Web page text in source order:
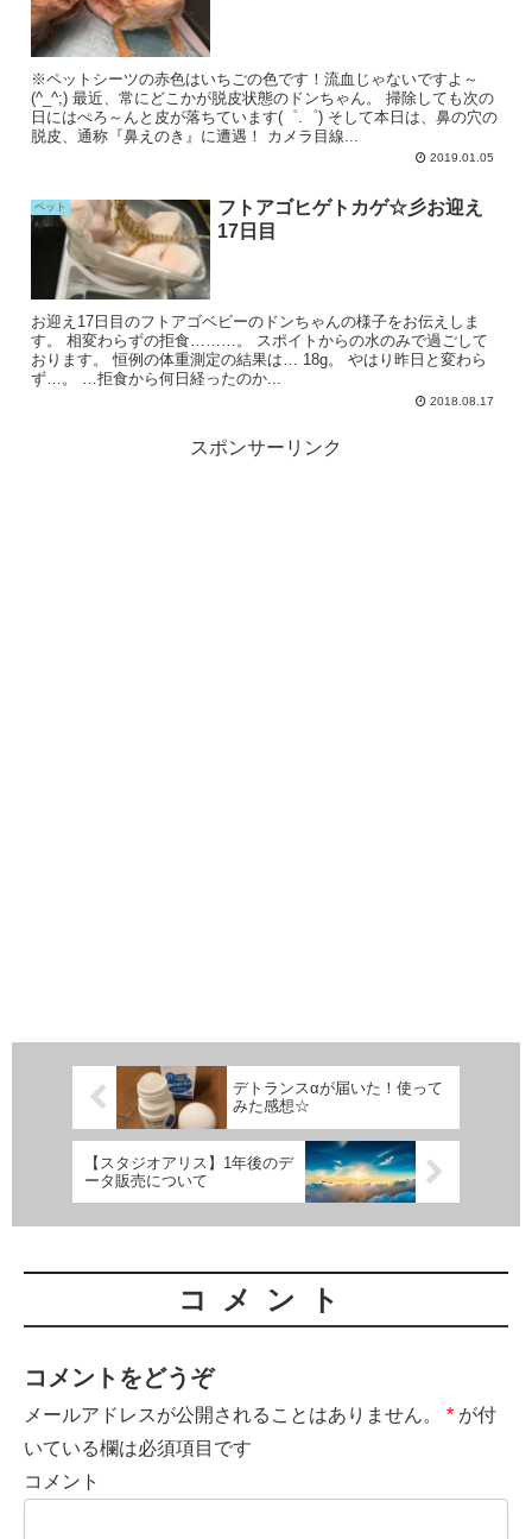
※ペットシーツの赤色はいちごの色です！流血じゃないですよ～
(^_^;) 最近、常にどこかが脱皮状態のドンちゃん。 掃除しても次の
日にはぺろ～んと皮が落ちています(゜.゜) そして本日は、鼻の穴の
脱皮、通称『鼻えのき』に遭遇！ カメラ目線...
2019.01.05
ペット
フトアゴヒゲトカゲ☆彡お迎え
17日目
お迎え17日目のフトアゴベビーのドンちゃんの様子をお伝えしま
す。 相変わらずの拒食………。 スポイトからの水のみで過ごして
おります。 恒例の体重測定の結果は… 18g。 やはり昨日と変わら
ず…。 …拒食から何日経ったのか...
2018.08.17
スポンサーリンク
デトランスαが届いた！使って
みた感想☆
【スタジオアリス】1年後のデ
ータ販売について
コメント
コメントをどうぞ
メールアドレスが公開されることはありません。 * が付
いている欄は必須項目です
コメント